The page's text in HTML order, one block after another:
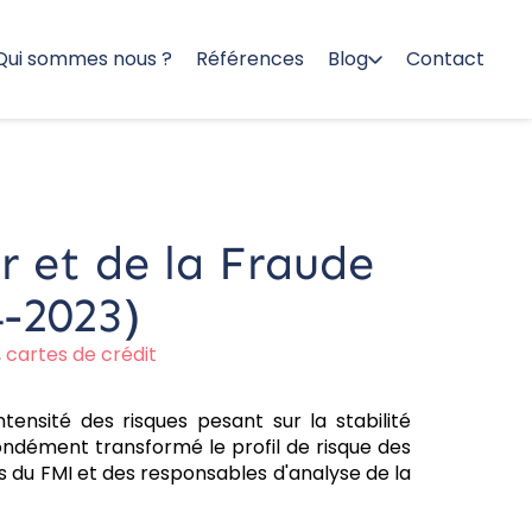
sommes nous ? Références Blog Contact
et de la Fraude
cartes de crédit
des risques pesant sur la stabilité
transformé le profil de risque des
FMI et des responsables d'analyse de la